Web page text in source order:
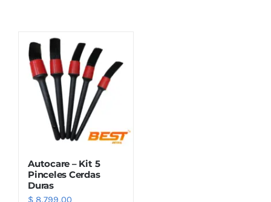
Combos
Mayorista
Autocare – Kit 5
Pinceles Cerdas
Duras
$ 8.799,00